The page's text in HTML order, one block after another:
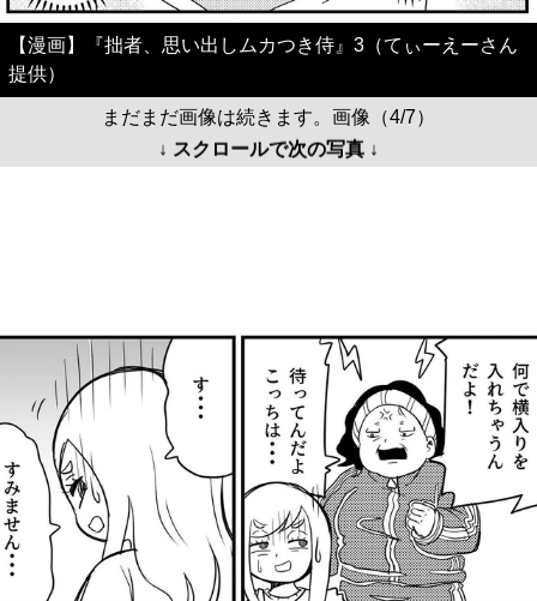
【漫画】『拙者、思い出しムカつき侍』3（てぃーえーさん
提供）
まだまだ画像は続きます。画像（4/7）
↓ スクロールで次の写真 ↓